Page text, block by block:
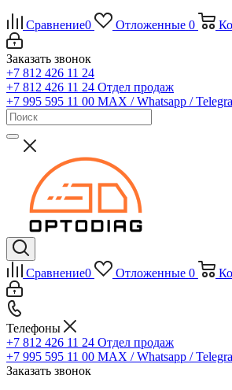
Сравнение0 Отложенные 0
Заказать звонок
+7 812 426 11 24
+7 812 426 11 24 Отдел продаж
+7 995 595 11 00 MAX / Whatsapp /
Сравнение0 Отложенные 0
Телефоны
+7 812 426 11 24 Отдел продаж
+7 995 595 11 00 MAX / Whatsapp /
Заказать звонок